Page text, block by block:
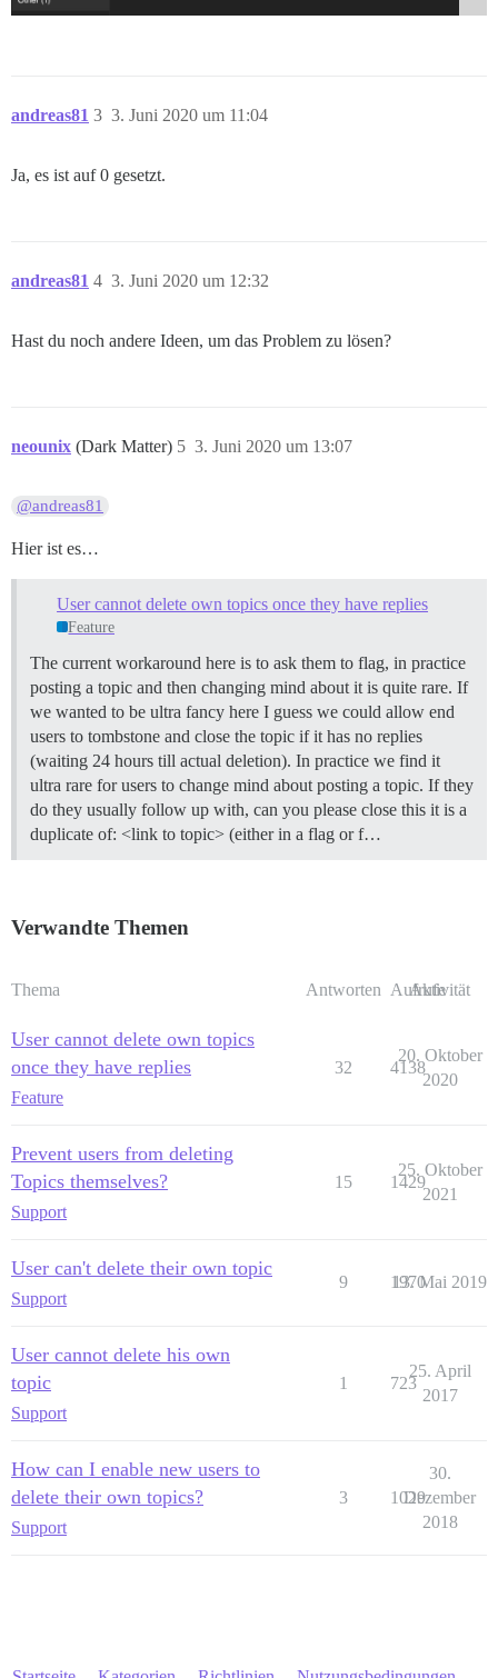
andreas81 3. Juni 2020 um 11:04
3
Ja, es ist auf 0 gesetzt.
andreas81 3. Juni 2020 um 12:32
4
Hast du noch andere Ideen, um das Problem zu lösen?
neounix (Dark Matter) 3. Juni 2020 um 13:07
5
@andreas81
Hier ist es…
User cannot delete own topics once they have replies
Feature
The current workaround here is to ask them to flag, in practice
posting a topic and then changing mind about it is quite rare. If
we wanted to be ultra fancy here I guess we could allow end
users to tombstone and close the topic if it has no replies
(waiting 24 hours till actual deletion). In practice we find it
ultra rare for users to change mind about posting a topic. If they
do they usually follow up with, can you please close this it is a
duplicate of: <link to topic> (either in a flag or f…
Verwandte Themen
Thema Antworten Aufrufe
Aktivität
User cannot delete own topics
once they have replies
Feature
32 4138
20. Oktober
2020
Prevent users from deleting
Topics themselves?
Support
15 1429
25. Oktober
2021
User can't delete their own topic
Support
9 1970
13. Mai 2019
User cannot delete his own
topic
Support
1 723
25. April
2017
How can I enable new users to
delete their own topics?
Support
3 1029
30.
Dezember
2018